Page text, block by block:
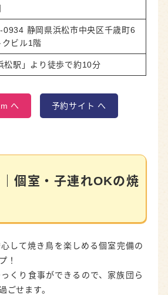
0934 静岡県浜松市中央区千歳町6
クビル1階
松駅」より徒歩で約10分
へ 予約サイト へ
個室・子連れOKの焼
して焼き鳥を楽しめる個室完備の
！
くり食事ができるので、家族団ら
ごせます。